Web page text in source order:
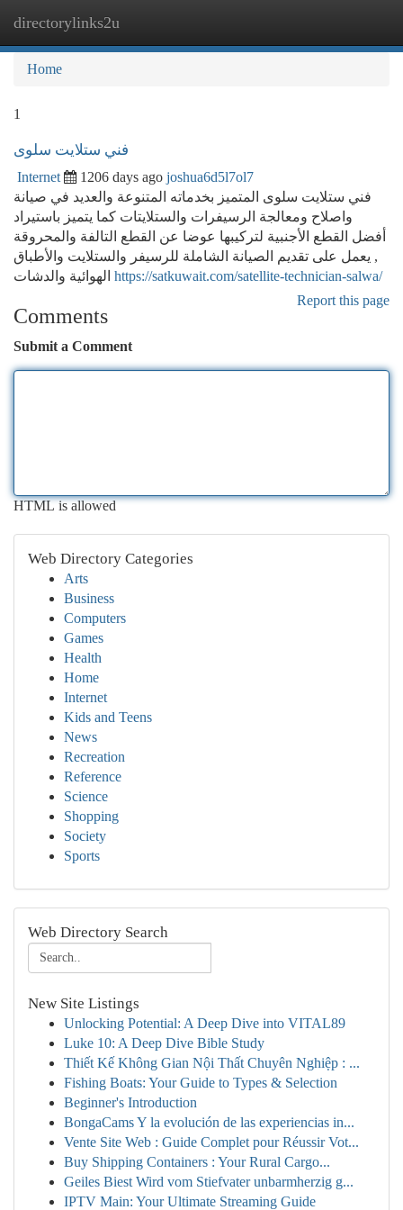
directorylinks2u
Home
1
فني ستلايت سلوى
Internet 1206 days ago joshua6d5l7ol7
فني ستلايت سلوى المتميز بخدماته المتنوعة والعديد في صيانة
واصلاح ومعالجة الرسيفرات والستلايتات كما يتميز باستيراد
أفضل القطع الأجنبية لتركيبها عوضا عن القطع التالفة والمحروقة
, يعمل على تقديم الصيانة الشاملة للرسيفر والستلايت والأطباق
https://satkuwait.com/satellite-technician-salwa/
Report this page
Comments
Submit a Comment
HTML is allowed
Web Directory Categories
Arts
Business
Computers
Games
Health
Home
Internet
Kids and Teens
News
Recreation
Reference
Science
Shopping
Society
Sports
Web Directory Search
New Site Listings
Unlocking Potential: A Deep Dive into VITAL89
Luke 10: A Deep Dive Bible Study
Thiết Kế Không Gian Nội Thất Chuyên Nghiệp : ...
Fishing Boats: Your Guide to Types & Selection
Beginner's Introduction
BongaCams Y la evolución de las experiencias in...
Vente Site Web : Guide Complet pour Réussir Vot...
Buy Shipping Containers : Your Rural Cargo...
Geiles Biest Wird vom Stiefvater unbarmherzig g...
IPTV Main: Your Ultimate Streaming Guide